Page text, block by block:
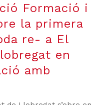
Formació i
la primera
re- a El
en
amb